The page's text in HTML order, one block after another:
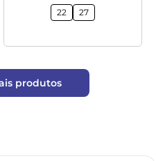
22
27
produtos